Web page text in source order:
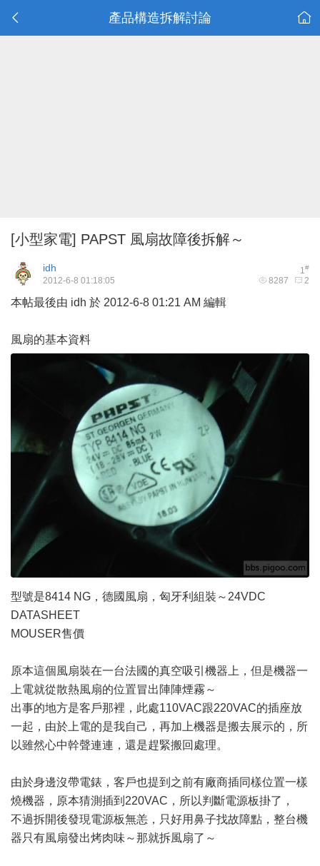
產品構造拆解討論
[小型家電] PAPST 風扇故障後拆解～
1#
idh
8287 2
2012-6-8 01:18:05
本帖最後由 idh 於 2012-6-8 01:21 AM 編輯
風扇的基本資料
型號是8414 NG，德國風扇，匈牙利組裝～24VDC
DATASHEET
MOUSER售價
原本這個風扇裝在一台法國的真空吸引機器上，但是機器一
上電就從散熱風扇的位置冒出陣陣煙霧～
出事的地方是客戶那裡，此處110VAC跟220VAC的插座放
一起，由於上電的是我自己，再加上機器是搬去展示的，所
以雖然心中幹聲連連，還是趕緊搬回處理。
由於身邊沒帶電錶，客戶也提到之前有廠商插同樣位置一樣
燒機器，原本猜測插到220VAC，所以判斷電源板掛了，
不過拆開後發現電源板無恙，只好用鼻子找故障點，整台機
器只有風扇發出烤肉味～那就拆風扇了～